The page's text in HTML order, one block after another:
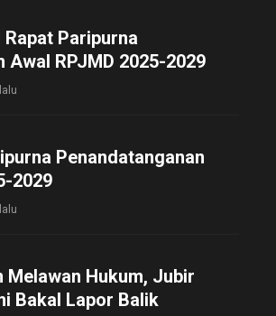
Paripurna
Awal RPJMD 2025-2029
Penandatanganan
2029
Hukum, Jubir
Bakal Lapor Balik